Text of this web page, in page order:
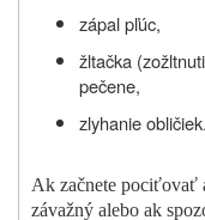
zápal pľúc,
žltačka
pečene,
zlyhanie obličiek.
Ak začnete
závažný alebo ak